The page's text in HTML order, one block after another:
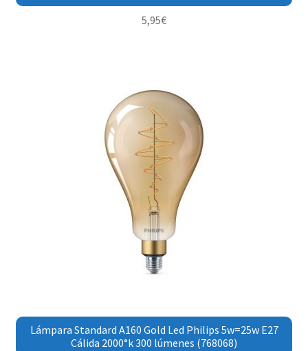
5,95€
Lámpara Standard A160 Gold Led Philips 5w=25w E27
Cálida 2000°k 300 lúmenes (768068)